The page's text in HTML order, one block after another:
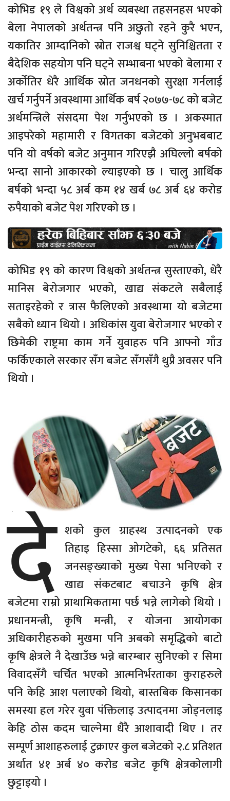
कोभिड १९ ले विश्वको अर्थ व्यबस्था तहसनहस भएको
बेला नेपालको अर्थतन्त्र पनि अछुतो रहने कुरै भएन,
यकातिर आम्दानिको स्रोत राजश्व घट्ने सुनिश्चितता र
बैदेशिक सहयोग पनि घट्ने सम्भाबना भएको बेलामा र
अर्कोतिर धेरै आर्थिक स्रोत जनधनको सुरक्षा गर्नलाई
खर्च गर्नुपर्ने अवस्थामा आर्थिक बर्ष २०७७-७८ को बजेट
अर्थमन्त्रिले संसदमा पेश गर्नुभएको छ । अकस्मात
आइपरेको महामारी र विगतका बजेटको अनुभबबाट
पनि यो वर्षको बजेट अनुमान गरिएझै अघिल्लो बर्षको
भन्दा सानो आकारको ल्याइएको छ । चालु आर्थिक
बर्षको भन्दा ५८ अर्ब कम १४ खर्ब ७८ अर्ब ६४ करोड
रुपैयाको बजेट पेश गरिएको छ ।
कोभिड १९ को कारण विश्वको अर्थतन्त्र सुस्ताएको, धेरै
मानिस बेरोजगार भएको, खाद्य संकटले सबैलाई
सताइरहेको र त्रास फैलिएको अवस्थामा यो बजेटमा
सबैको ध्यान थियो । अधिकांस युवा बेरोजगार भएको र
छिमेकी राष्ट्रमा काम गर्ने युवाहरु पनि आफ्नो गाँउ
फर्किएकाले सरकार सँग बजेट सँगसँगै थुप्रै अवसर पनि
थियो ।
दे शको कुल ग्राहस्थ उत्पादनको एक
तिहाइ हिस्सा ओगटेको, ६६ प्रतिसत
जनसङ्ख्याको मुख्य पेसा भनिएको र
खाद्य संकटबाट बचाउने कृषि क्षेत्र
बजेटमा राम्रो प्राथामिकतामा पर्छ भन्ने लागेको थियो ।
प्रधानमन्त्री, कृषि मन्त्री, र योजना आयोगका
अधिकारीहरुको मुखमा पनि अबको समृद्धिको बाटो
कृषि क्षेत्रले नै देखाउँछ भन्ने बारम्बार सुनिएको र सिमा
विवादसँगै चर्चित भएको आत्मनिर्भरताका कुराहरुले
पनि केहि आश पलाएको थियो, बास्तबिक किसानका
समस्या हल गरेर युवा पंक्तिलाइ उत्पादनमा जोड्नलाइ
केहि ठोस कदम चाल्नेमा धैरै आशावादी थिए । तर
सम्पूर्ण आशाहरुलाई टुक्राएर कुल बजेटको २.८ प्रतिशत
अर्थात ४१ अर्ब ४० करोड बजेट कृषि क्षेत्रकोलागी
छुट्टाइयो ।